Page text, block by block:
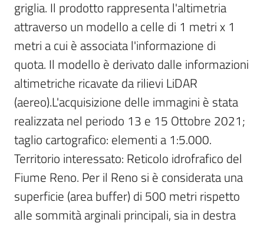
Scarica
i
dati
Approfondimenti
Archivio
cartografico
griglia. Il prodotto rappresenta l'altimetria
attraverso un modello a celle di 1 metri x 1
metri a cui è associata l'informazione di
quota. Il modello è derivato dalle informazioni
altimetriche ricavate da rilievi LiDAR
(aereo).L'acquisizione delle immagini è stata
realizzata nel periodo 13 e 15 Ottobre 2021;
taglio cartografico: elementi a 1:5.000.
Territorio interessato: Reticolo idrofrafico del
Fiume Reno. Per il Reno si è considerata una
superficie (area buffer) di 500 metri rispetto
alle sommità arginali principali, sia in destra